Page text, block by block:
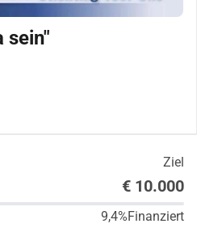
sein"
Ziel
€ 10.000
9,4%Finanziert